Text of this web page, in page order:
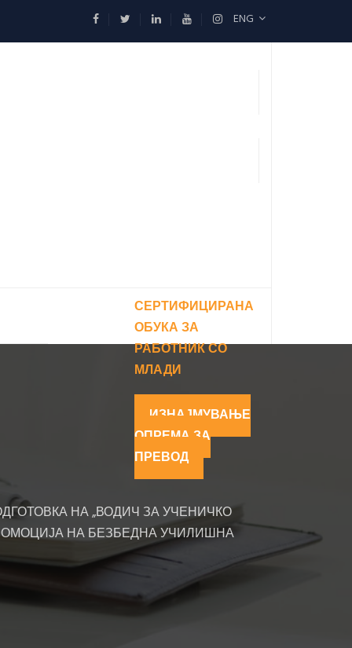
ENG
СЕРТИФИЦИРАНА
ОБУКА ЗА
РАБОТНИК СО
МЛАДИ
ИЗНАЈМУВАЊЕ
ОПРЕМА ЗА
ПРЕВОД
НА „ВОДИЧ ЗА УЧЕНИЧКО
НА БЕЗБЕДНА УЧИЛИШНА